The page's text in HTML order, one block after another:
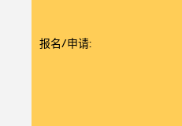
报名/申请: